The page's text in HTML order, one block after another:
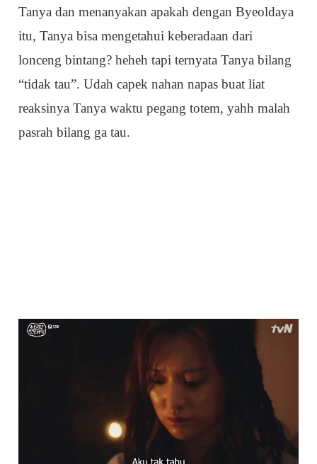
Tanya dan menanyakan apakah dengan Byeoldaya
itu, Tanya bisa mengetahui keberadaan dari
lonceng bintang? heheh tapi ternyata Tanya bilang
“tidak tau”. Udah capek nahan napas buat liat
reaksinya Tanya waktu pegang totem, yahh malah
pasrah bilang ga tau.